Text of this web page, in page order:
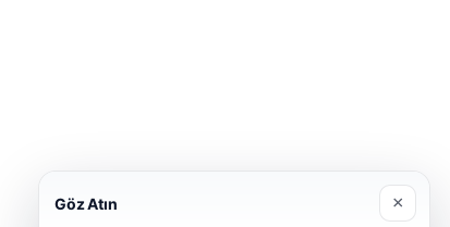
Göz Atın ×